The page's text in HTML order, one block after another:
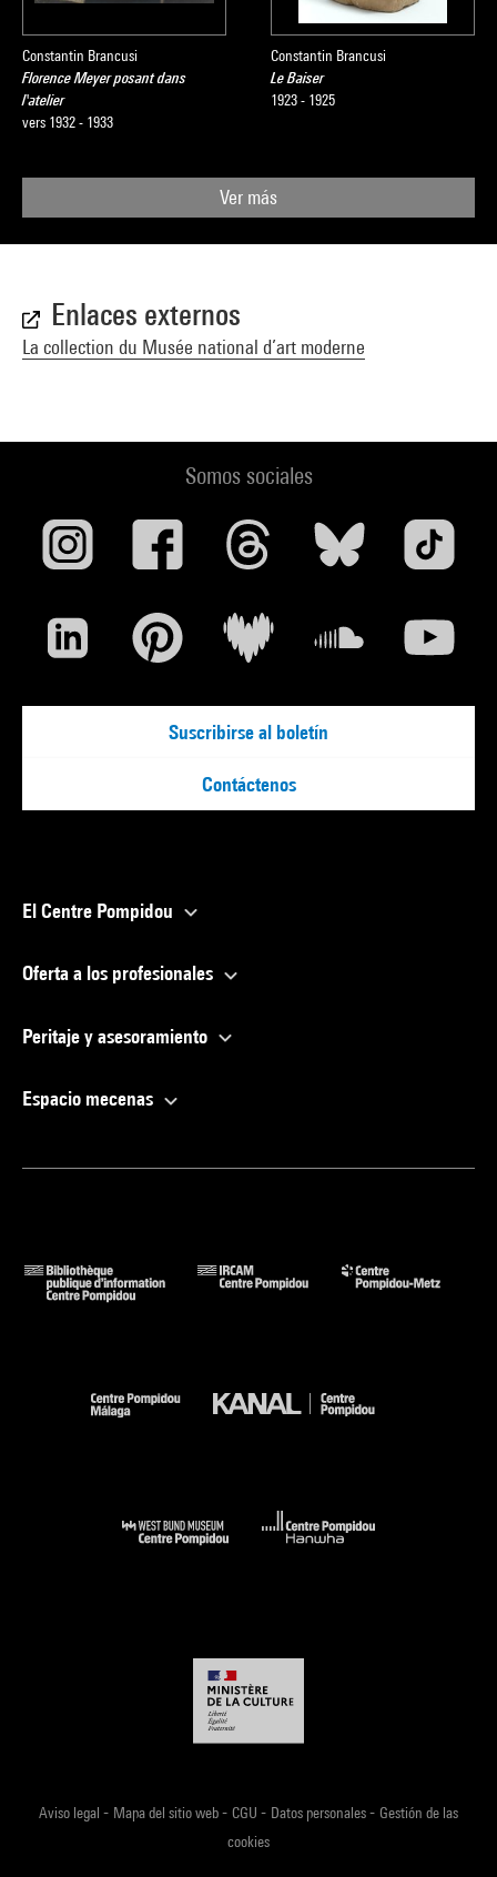
Constantin Brancusi
Florence Meyer posant dans
l'atelier
vers 1932 - 1933
Constantin Brancusi
Le Baiser
1923 - 1925
Ver más
Enlaces externos
La collection du Musée national d’art moderne
Somos sociales
Suscribirse al boletín
Contáctenos
El Centre Pompidou
Oferta a los profesionales
Peritaje y asesoramiento
Espacio mecenas
Aviso legal - Mapa del sitio web- CGU - Datos personales- Gestión de las
cookies